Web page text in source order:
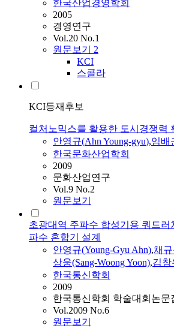
한국산업경영학회
2005
경영연구
Vol.20 No.1
원문보기 2
KCI
스콜라
KCI등재후보
컬처노믹스를 활용한 도시경쟁력
안영규(AhnYoung-gyu),임배
한국문화산업학회
2009
문화산업연구
Vol.9 No.2
원문보기
초광대역 주파수 합성기용 쿼드러
파수 혼합기 설계
안영규(Young-GyuAhn),채규
상웅(Sang-Woong Yoon),김창
한국통신학회
2009
한국통신학회 학술대회논문
Vol.2009 No.6
원문보기